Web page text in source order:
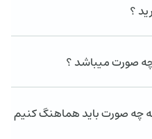
؟
صورت میباشد ؟
چه صورت باید هماهنگ کنیم